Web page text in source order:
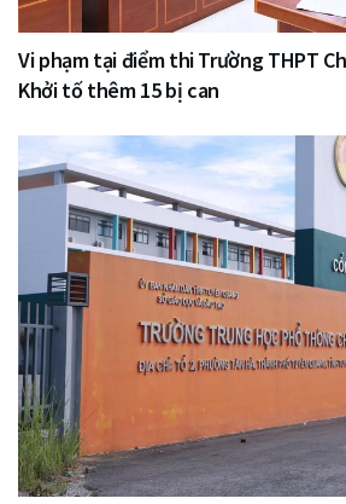
Vi phạm tại điểm thi Trường THPT
Khởi tố thêm 15 bị can